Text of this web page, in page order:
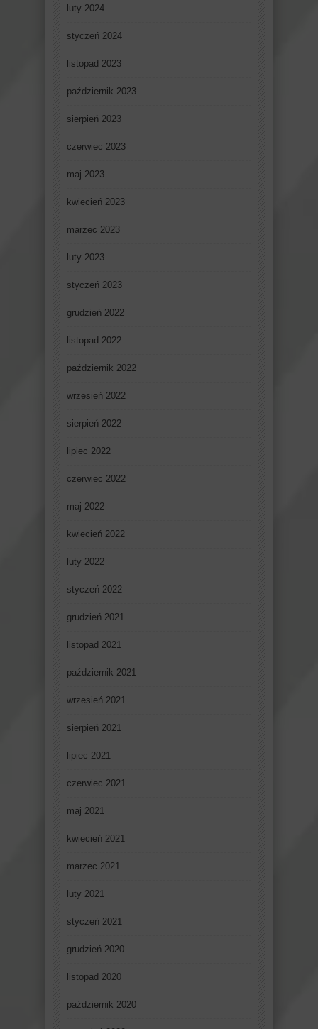
luty 2024
styczeń 2024
listopad 2023
październik 2023
sierpień 2023
czerwiec 2023
maj 2023
kwiecień 2023
marzec 2023
luty 2023
styczeń 2023
grudzień 2022
listopad 2022
październik 2022
wrzesień 2022
sierpień 2022
lipiec 2022
czerwiec 2022
maj 2022
kwiecień 2022
luty 2022
styczeń 2022
grudzień 2021
listopad 2021
październik 2021
wrzesień 2021
sierpień 2021
lipiec 2021
czerwiec 2021
maj 2021
kwiecień 2021
marzec 2021
luty 2021
styczeń 2021
grudzień 2020
listopad 2020
październik 2020